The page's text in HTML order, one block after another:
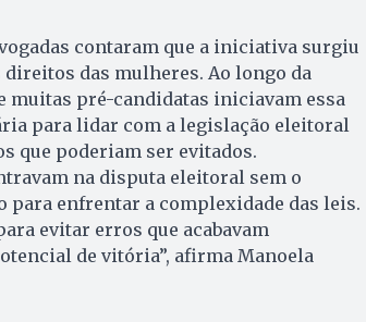
contaram que a iniciativa surgiu
das mulheres. Ao longo da
muitas pré-candidatas iniciavam essa
para lidar com a legislação eleitoral
que poderiam ser evitados.
na disputa eleitoral sem o
para enfrentar a complexidade das leis.
evitar erros que acabavam
de vitória”, afirma Manoela